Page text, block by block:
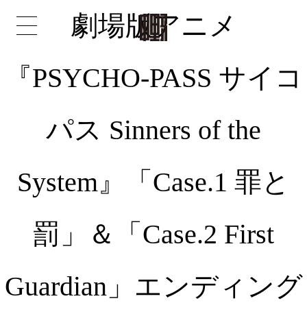
劇場版アニメ
『PSYCHO-PASS サイコ
パス Sinners of the
System』「Case.1 罪と
罰」＆「Case.2 First
Guardian」エンディング